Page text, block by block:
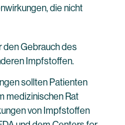
die nicht
den Gebrauch des
Impfstoffen.
sollten Patienten
medizinischen Rat
von Impfstoffen